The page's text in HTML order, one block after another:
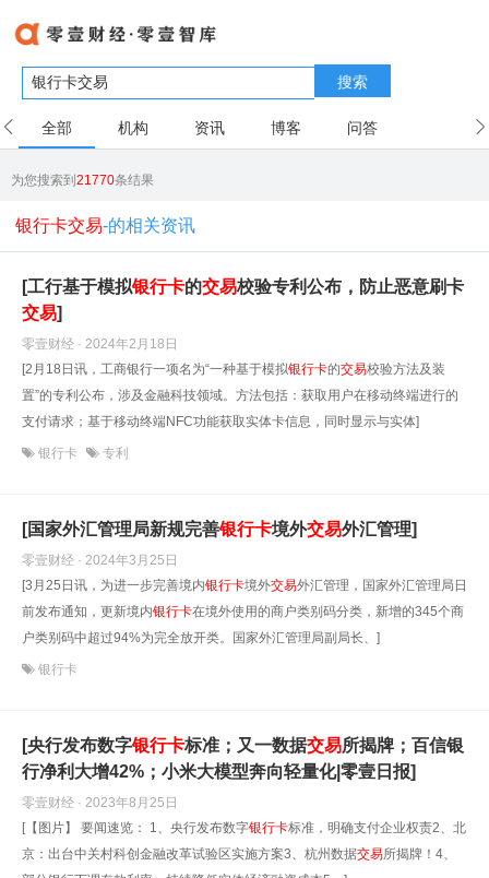
搜索
全部 机构 资讯 博客 问答
为您搜索到21770条结果
银行卡交易-的相关资讯
[工行基于模拟银行卡的交易校验专利公布，防止恶意刷卡
交易]
零壹财经 · 2024年2月18日
[2月18日讯，工商银行一项名为“一种基于模拟银行卡的交易校验方法及装
置”的专利公布，涉及金融科技领域。方法包括：获取用户在移动终端进行的
支付请求；基于移动终端NFC功能获取实体卡信息，同时显示与实体]
银行卡 专利
[国家外汇管理局新规完善银行卡境外交易外汇管理]
零壹财经 · 2024年3月25日
[3月25日讯，为进一步完善境内银行卡境外交易外汇管理，国家外汇管理局日
前发布通知，更新境内银行卡在境外使用的商户类别码分类，新增的345个商
户类别码中超过94%为完全放开类。国家外汇管理局副局长、]
银行卡
[央行发布数字银行卡标准；又一数据交易所揭牌；百信银
行净利大增42%；小米大模型奔向轻量化|零壹日报]
零壹财经 · 2023年8月25日
[【图片】 要闻速览： 1、央行发布数字银行卡标准，明确支付企业权责2、北
京：出台中关村科创金融改革试验区实施方案3、杭州数据交易所揭牌！4、